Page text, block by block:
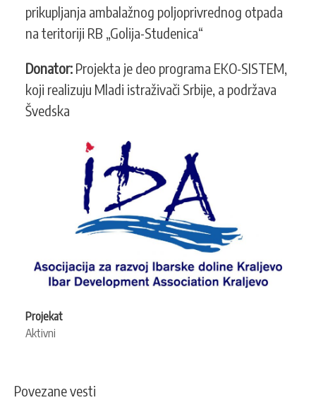
prikupljanja ambalažnog poljoprivrednog otpada
na teritoriji RB „Golija-Studenica“
Donator: Projekta je deo programa EKO-SISTEM,
koji realizuju Mladi istraživači Srbije, a podržava
Švedska
Projekat
Aktivni
Povezane vesti